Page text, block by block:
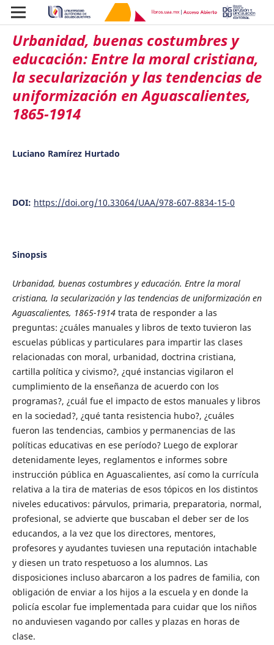
Urbanidad, buenas costumbres y
educación: Entre la moral cristiana,
la secularización y las tendencias de
uniformización en Aguascalientes,
1865-1914
Luciano Ramírez Hurtado
DOI: https://doi.org/10.33064/UAA/978-607-8834-15-0
Sinopsis
Urbanidad, buenas costumbres y educación. Entre la moral
cristiana, la secularización y las tendencias de uniformización en
Aguascalientes, 1865-1914trata de responder a las
preguntas: ¿cuáles manuales y libros de texto tuvieron las
escuelas públicas y particulares para impartir las clases
relacionadas con moral, urbanidad, doctrina cristiana,
cartilla política y civismo?, ¿qué instancias vigilaron el
cumplimiento de la enseñanza de acuerdo con los
programas?, ¿cuál fue el impacto de estos manuales y libros
en la sociedad?, ¿qué tanta resistencia hubo?, ¿cuáles
fueron las tendencias, cambios y permanencias de las
políticas educativas en ese período? Luego de explorar
detenidamente leyes, reglamentos e informes sobre
instrucción pública en Aguascalientes, así como la currícula
relativa a la tira de materias de esos tópicos en los distintos
niveles educativos: párvulos, primaria, preparatoria, normal,
profesional, se advierte que buscaban el deber ser de los
educandos, a la vez que los directores, mentores,
profesores y ayudantes tuviesen una reputación intachable
y diesen un trato respetuoso a los alumnos. Las
disposiciones incluso abarcaron a los padres de familia, con
obligación de enviar a los hijos a la escuela y en donde la
policía escolar fue implementada para cuidar que los niños
no anduviesen vagando por calles y plazas en horas de
clase.